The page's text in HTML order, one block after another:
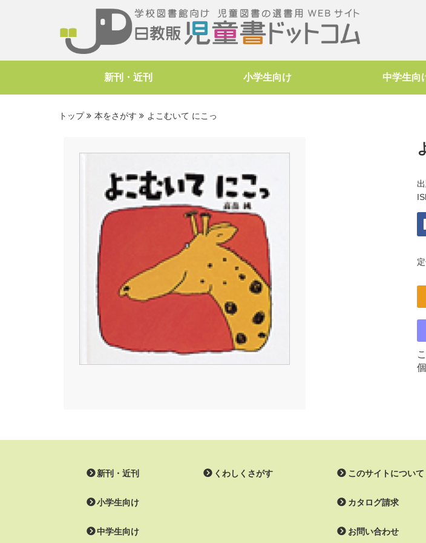
新刊・近刊 小学生向け 中学生向
トップ 本をさがす よこむいて にこっ
新刊・近刊
小学生向け
中学生向け
くわしくさがす このサイトについて
カタログ請求
お問い合わせ